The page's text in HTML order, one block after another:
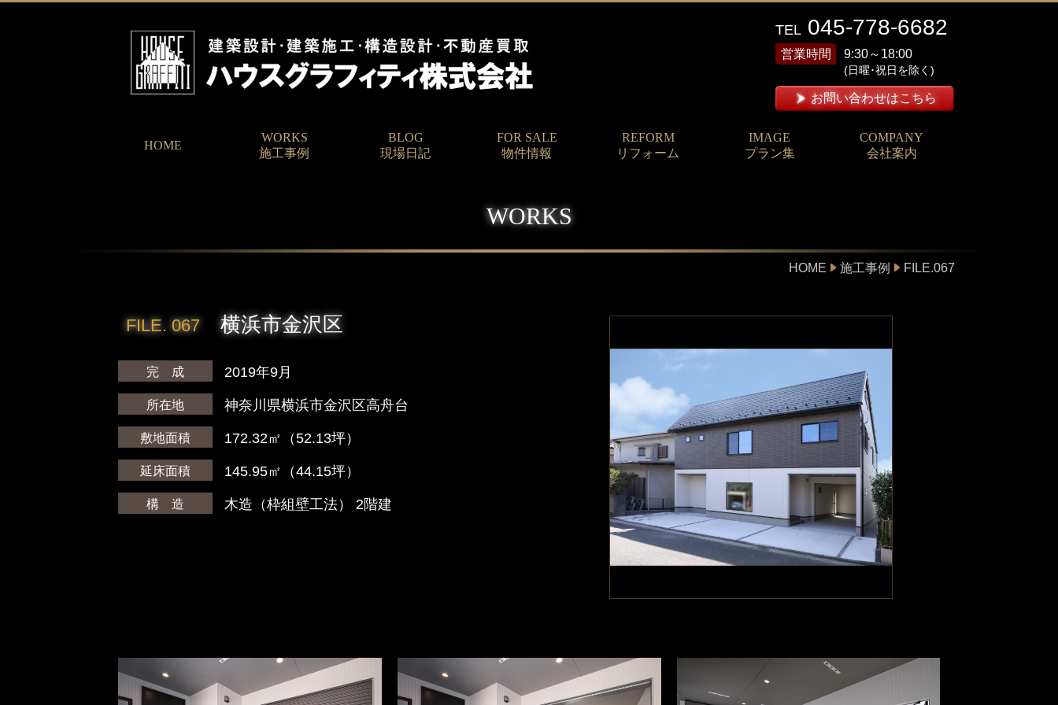
TEL 045-778-6682
営業時間 9:30～18:00
(日曜･祝日を除く)
お問い合わせはこちら
HOME
WORKS
施工事例
BLOG
現場日記
FOR SALE
物件情報
REFORM
リフォーム
IMAGE
プラン集
COMPANY
会社案内
WORKS
HOME 施工事例 FILE.067
FILE. 067 横浜市金沢区
完 成 2019年9月
所在地 神奈川県横浜市金沢区高舟台
敷地面積 172.32㎡（52.13坪）
延床面積 145.95㎡（44.15坪）
構 造 木造（枠組壁工法） 2階建